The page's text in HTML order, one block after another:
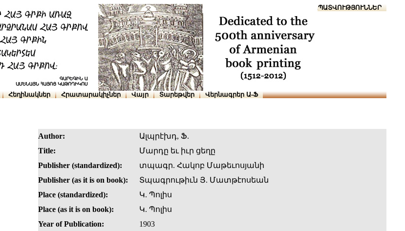
ՆԱԽԱՊԱՏՎՈՒԹՅՈՒՆՆԵՐ
Հեղինակներ Հրատարակիչներ Վայր Տարեթվեր Վերնագրեր Ա-Ֆ
Author:
Ալպրէխդ, Ֆ.
Title:
Մարդը եւ իւր ցեղը
Publisher (standardized):
տպագր. Հակոբ Մաթեւոսյանի
Publisher (as it is on book):
Տպագրութիւն Յ. Մատթէոսեան
Place (standardized):
Կ. Պոլիս
Place (as it is on book):
Կ. Պոլիս
Year of Publication:
1903